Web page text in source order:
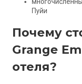
Пуйи
Почему
Grange
отеля?